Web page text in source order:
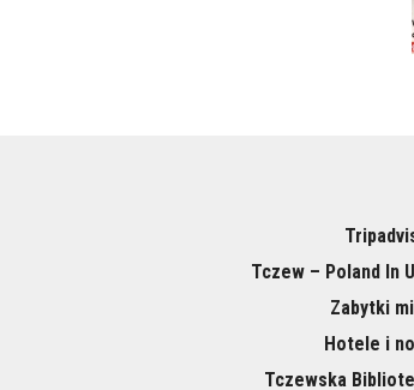
Tczew – Poland In
Zabytki
Hotele i
Tczewska